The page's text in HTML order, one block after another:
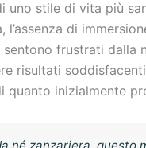
uno stile di vita più
l’assenza di
sentono frustrati dalla
risultati
quanto inizialmente